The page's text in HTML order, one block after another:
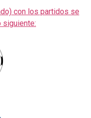
con los partidos se
siguiente: